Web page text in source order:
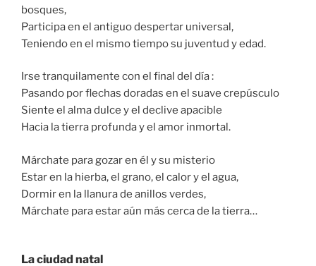
bosques,
Participa en el antiguo despertar universal,
Teniendo en el mismo tiempo su juventud y edad.
Irse tranquilamente con el final del día :
Pasando por flechas doradas en el suave crepúsculo
Siente el alma dulce y el declive apacible
Hacia la tierra profunda y el amor inmortal.
Márchate para gozar en él y su misterio
Estar en la hierba, el grano, el calor y el agua,
Dormir en la llanura de anillos verdes,
Márchate para estar aún más cerca de la tierra…
La ciudad natal